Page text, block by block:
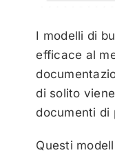
I modelli di
efficace al
di solito
documenti di
Questi